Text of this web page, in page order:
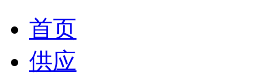
首页
供应